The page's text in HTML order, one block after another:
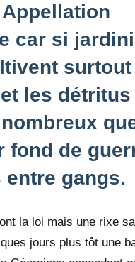
car si
surtout
les
fond de
gangs.
la loi mais une rixe
jours plus tôt une